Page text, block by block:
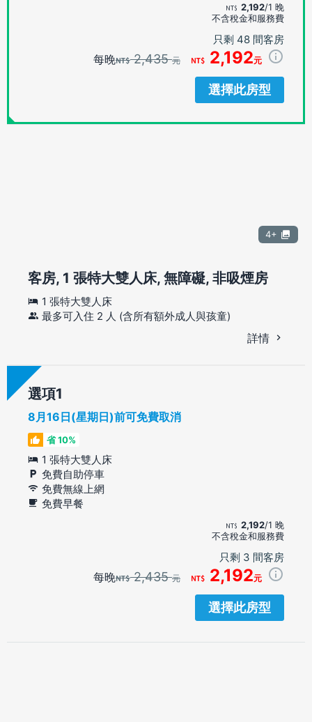
2,192/1 晚
不含稅金和服務費
只剩 48 間客房
每晚 2,435元 2,192元
選擇此房型
4+
客房, 1 張特大雙人床, 無障礙, 非吸煙房
1 張特大雙人床
最多可入住 2 人 (含所有額外成人與孩童)
詳情
選項
8月16日(星期日)前可免費取消
省 10%
1 張特大雙人床
免費自助停車
免費無線上網
免費早餐
2,192/1 晚
不含稅金和服務費
只剩 3 間客房
每晚 2,435元 2,192元
選擇此房型